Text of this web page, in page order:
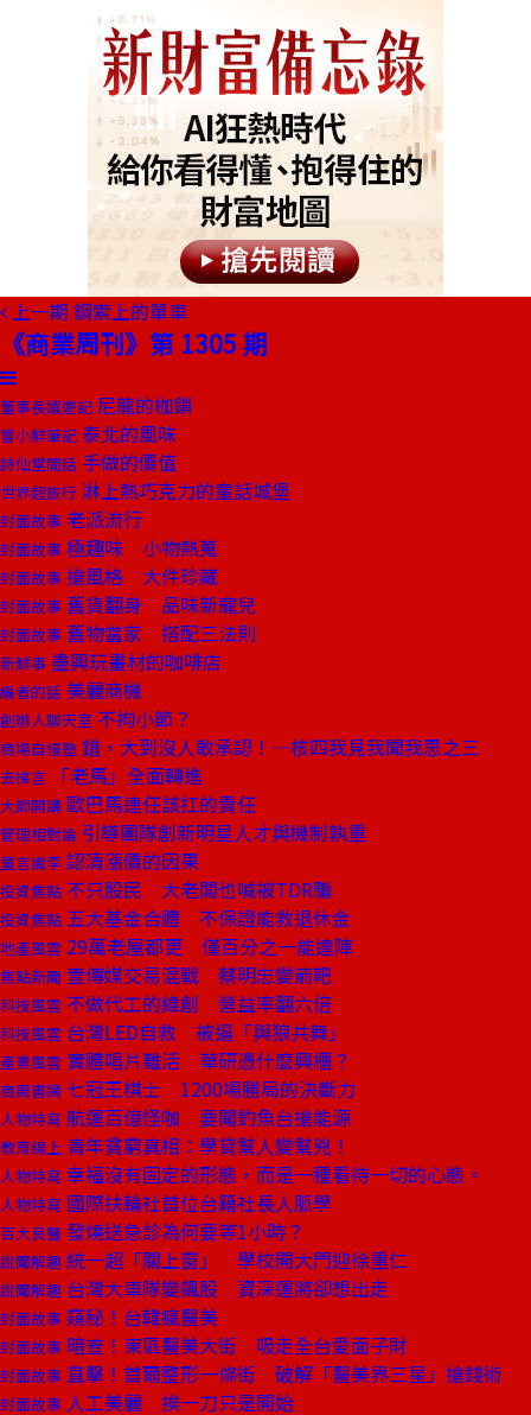
上一期 鋼索上的單車
《商業周刊》第 1305 期
董事長嬉遊記 尼龍的枷鎖
嘗小鮮筆記 泰北的風味
詩仙堂閒話 手做的價值
世界超旅行 淋上熱巧克力的童話城堡
封面故事 老派流行
封面故事 極趣味 小物熱蒐
封面故事 搶風格 大件珍藏
封面故事 舊貨翻身 品味新寵兒
封面故事 舊物當家 搭配三法則
新鮮事 盡興玩畫材的咖啡店
編者的話 美麗商機
創辦人聊天室 不拘小節？
商場自慢塾 錯，大到沒人敢承認！—核四我見我聞我思之三
去梯言 「老馬」全面轉進
大師開講 歐巴馬連任該扛的責任
管理相對論 引導團隊創新明星人才與機制孰重
童言識李 認清漲價的因果
投資焦點 不只股民 大老闆也喊被TDR騙
投資焦點 五大基金合體 不保證能救退休金
地產風雲 29萬老屋都更 僅百分之一能達陣
焦點新聞 壹傳媒交易混戰 蔡明忠變箭靶
科技風雲 不做代工的緯創 營益率翻六倍
科技風雲 台灣LED自救 被逼「與狼共舞」
產業風雲 實體唱片難活 華研憑什麼興櫃？
商周書摘 七冠王棋士 1200場勝局的決斷力
人物特寫 航運百億怪咖 要闖釣魚台搶能源
教育線上 青年貧窮真相：學貸幫人變幫兇！
人物特寫 幸福沒有固定的形態，而是一種看待一切的心態。
人物特寫 國際扶輪社首位台籍社長人脈學
百大良醫 發燒送急診為何要等1小時？
說聞解趣 統一超「關上窗」 學校開大門迎徐重仁
說聞解趣 台灣大車隊變飆股 資深運將卻想出走
封面故事 窺秘！台韓瘋醫美
封面故事 暗查！東區醫美大街 吸走全台愛面子財
封面故事 直擊！首爾整形一條街 破解「醫美界三星」搶錢術
封面故事 人工美麗 挨一刀只是開始